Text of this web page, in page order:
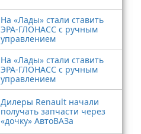
На «Лады» стали ставить
ЭРА-ГЛОНАСС с ручным
управлением
На «Лады» стали ставить
ЭРА-ГЛОНАСС с ручным
управлением
Дилеры Renault начали
получать запчасти через
«дочку» АвтоВАЗа